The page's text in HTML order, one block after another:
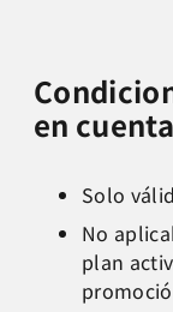
en cuenta
Solo
No
plan